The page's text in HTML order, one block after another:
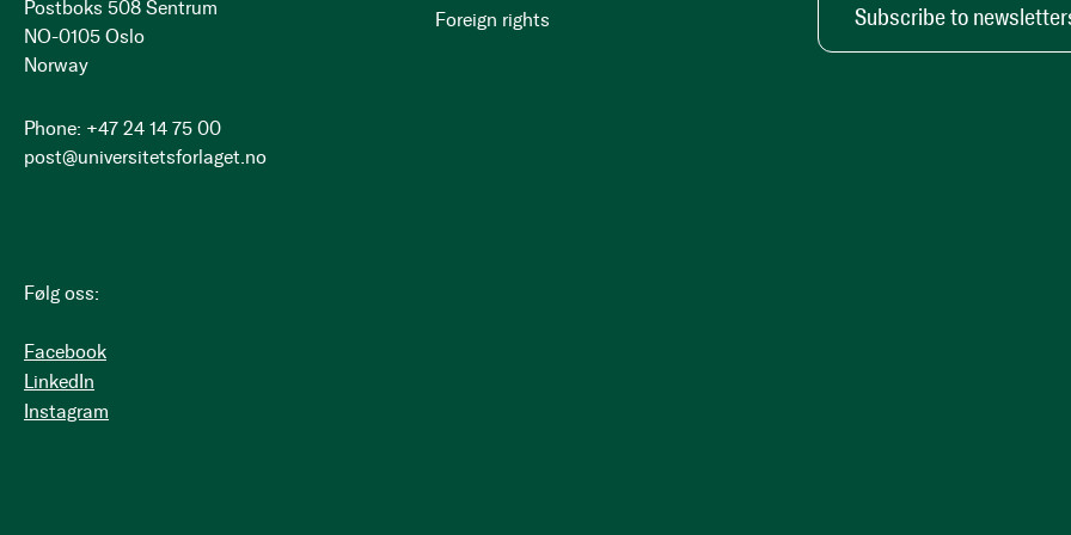
Postboks 508 Sentrum
NO-0105 Oslo
Norway
Phone: +47 24 14 75 00
post@universitetsforlaget.no
Følg oss:
Facebook
LinkedIn
Instagram
Foreign rights
Subscribe to